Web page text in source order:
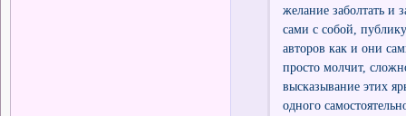
желание заболтать и
сами с собой,
авторов как и они
просто молчит,
высказывание этих
одного